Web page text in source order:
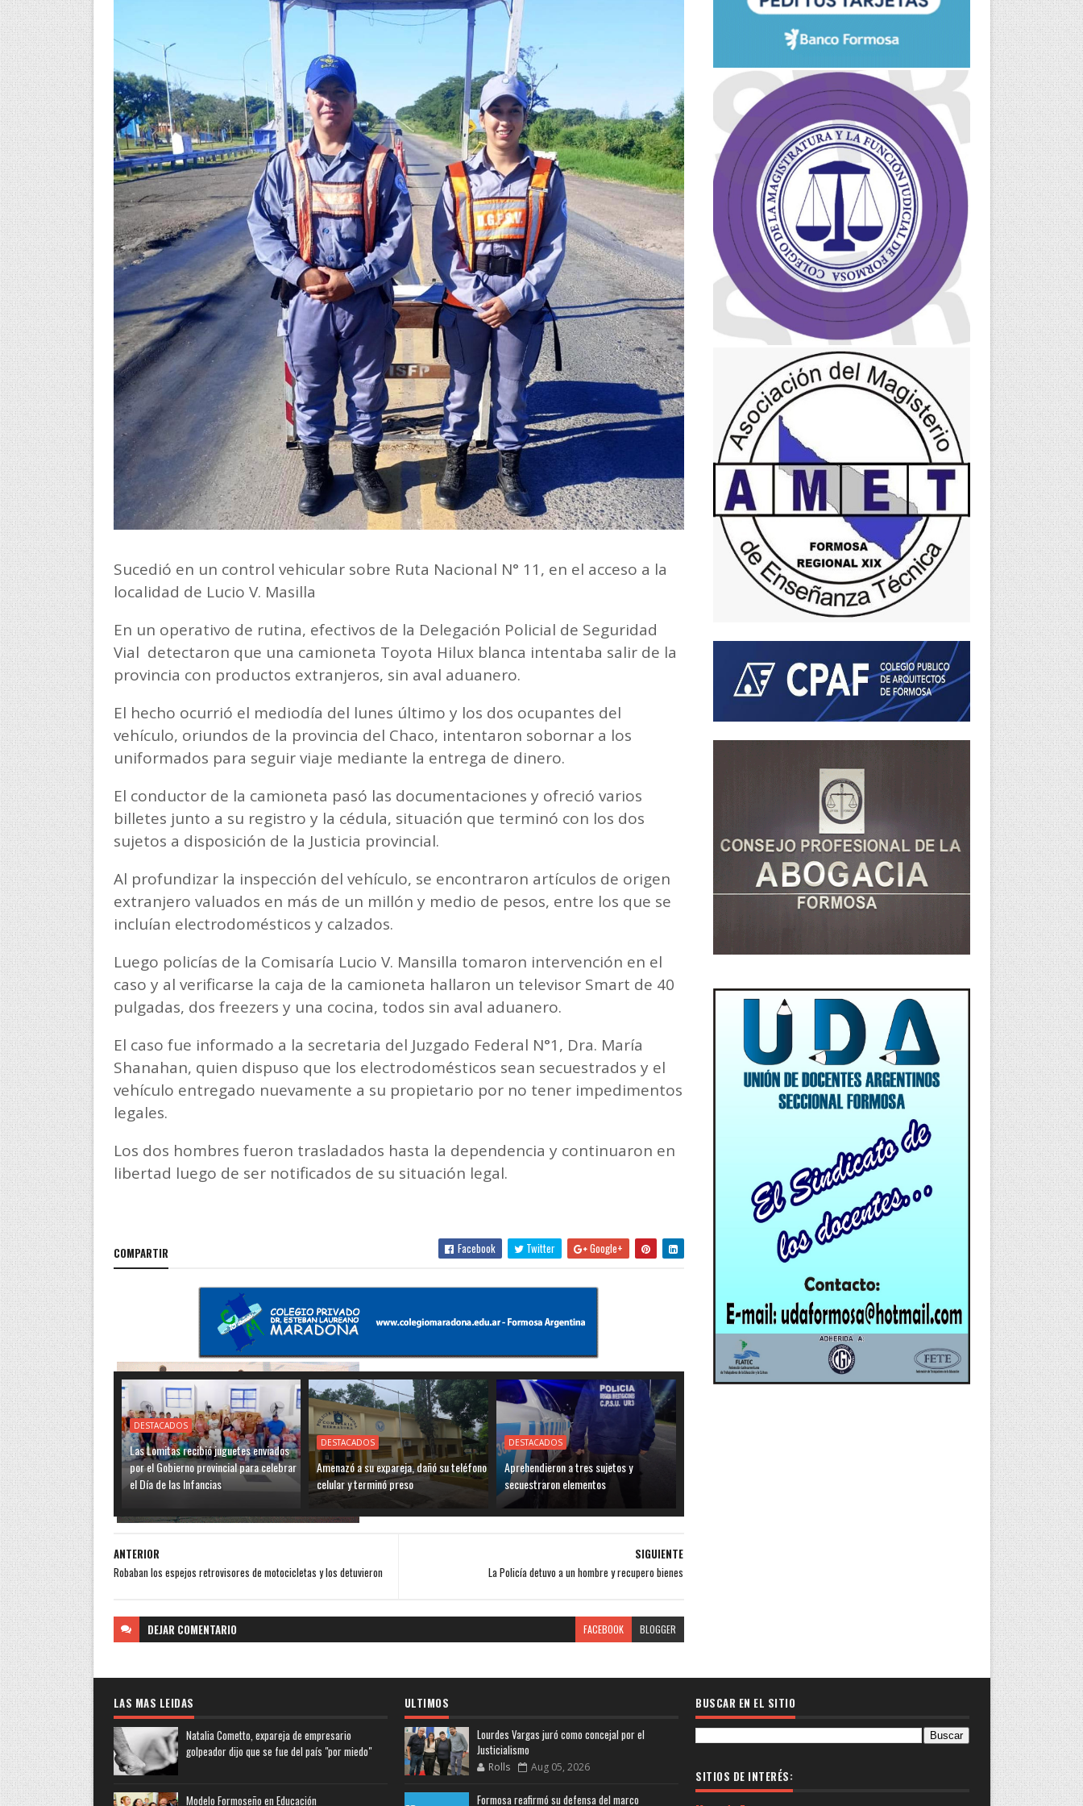
Sucedió en un control vehicular sobre Ruta Nacional N° 11, en el acceso a la
localidad de Lucio V. Masilla
En un operativo de rutina, efectivos de la Delegación Policial de Seguridad
Vial detectaron que una camioneta Toyota Hilux blanca intentaba salir de la
provincia con productos extranjeros, sin aval aduanero.
El hecho ocurrió el mediodía del lunes último y los dos ocupantes del
vehículo, oriundos de la provincia del Chaco, intentaron sobornar a los
uniformados para seguir viaje mediante la entrega de dinero.
El conductor de la camioneta pasó las documentaciones y ofreció varios
billetes junto a su registro y la cédula, situación que terminó con los dos
sujetos a disposición de la Justicia provincial.
Al profundizar la inspección del vehículo, se encontraron artículos de origen
extranjero valuados en más de un millón y medio de pesos, entre los que se
incluían electrodomésticos y calzados.
Luego policías de la Comisaría Lucio V. Mansilla tomaron intervención en el
caso y al verificarse la caja de la camioneta hallaron un televisor Smart de 40
pulgadas, dos freezers y una cocina, todos sin aval aduanero.
El caso fue informado a la secretaria del Juzgado Federal N°1, Dra. María
Shanahan, quien dispuso que los electrodomésticos sean secuestrados y el
vehículo entregado nuevamente a su propietario por no tener impedimentos
legales.
Los dos hombres fueron trasladados hasta la dependencia y continuaron en
libertad luego de ser notificados de su situación legal.
COMPARTIR Facebook Twitter Google+
DESTACADOS
Las Lomitas recibió juguetes enviados
por el Gobierno provincial para celebrar
el Día de las Infancias
DESTACADOS
Amenazó a su expareja, dañó su teléfono
celular y terminó preso
DESTACADOS
Aprehendieron a tres sujetos y
secuestraron elementos
SIGUIENTE
La Policía detuvo a un hombre y recupero bienes
ANTERIOR
Robaban los espejos retrovisores de motocicletas y los detuvieron
DEJAR COMENTARIO FACEBOOK BLOGGER
LAS MAS LEIDAS
Natalia Cometto, expareja de empresario
golpeador dijo que se fue del país "por miedo"
Modelo Formoseño en Educación
ULTIMOS
Lourdes Vargas juró como concejal por el
Justicialismo
Rolls Aug 05, 2026
Formosa reafirmó su defensa del marco
BUSCAR EN EL SITIO
SITIOS DE INTERÉS: